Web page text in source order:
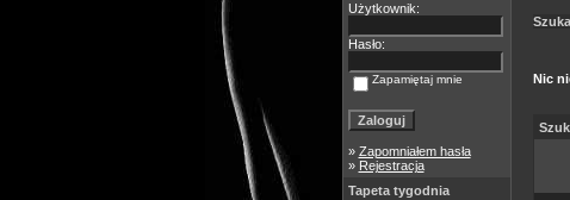
Użytkownik:
Hasło:
Zapamiętaj mnie
» Zapomniałem hasła
» Rejestracja
Tapeta tygodnia
Nic